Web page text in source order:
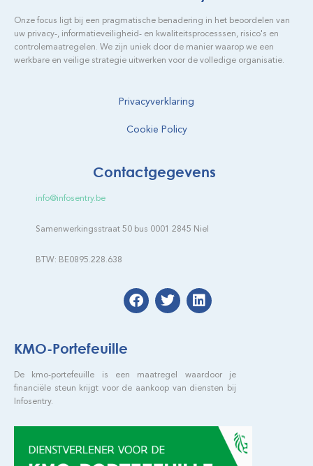
Onze focus ligt bij een pragmatische benadering in het beoordelen van
uw privacy-, informatieveiligheid- en kwaliteitsprocesssen, risico's en
controlemaatregelen. We zijn uniek door de manier waarop we een
werkbare en veilige strategie uitwerken voor de volledige organisatie.
Privacyverklaring
Cookie Policy
Contactgegevens
info@infosentry.be
Samenwerkingsstraat 50 bus 0001 2845 Niel
BTW: BE0895.228.638
KMO-Portefeuille
De kmo-portefeuille is een maatregel waardoor je
financiële steun krijgt voor de aankoop van diensten bij
Infosentry.